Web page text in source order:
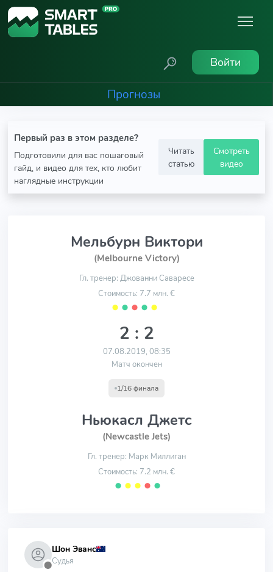
Войти
Прогнозы
Первый раз в этом разделе?
Подготовили для вас пошаговый
гайд, и видео для тех, кто любит
наглядные инструкции
Читать
статью
Смотреть
видео
Мельбурн Виктори
(Melbourne Victory)
Гл. тренер: Джованни Саваресе
Стоимость: 7.7 млн. €
⬤ ⬤ ⬤ ⬤ ⬤
2 : 2
07.08.2019, 08:35
Матч окончен
1/16 финала
Ньюкасл Джетс
(Newcastle Jets)
Гл. тренер: Марк Миллиган
Стоимость: 7.2 млн. €
⬤ ⬤ ⬤ ⬤ ⬤
⬤
Шон Эванс
Судья